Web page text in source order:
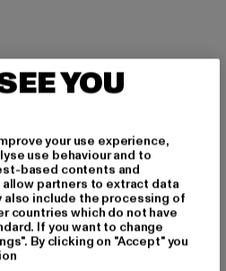
100% Baumwolle
GmbH |info@tbint.de
7 | 64372 Ober-Ramstadt |
YOU
your use experience,
use behaviour and to
based contents and
partners to extract data
also include the processing of
countries which do not have
If you want to change
By clicking on "Accept" you